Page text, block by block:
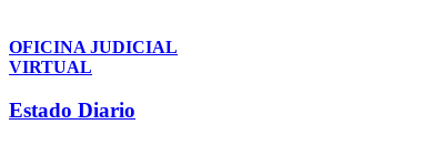
OFICINA JUDICIAL
VIRTUAL
Estado Diario